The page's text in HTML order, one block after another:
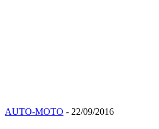
AUTO-MOTO - 22/09/2016